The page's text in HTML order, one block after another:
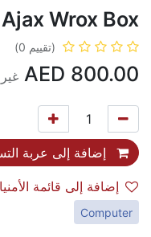
Wrox Box
(تقييم 0)
800.00
إضافة إلى عربة
إضافة إلى قائمة
Computer